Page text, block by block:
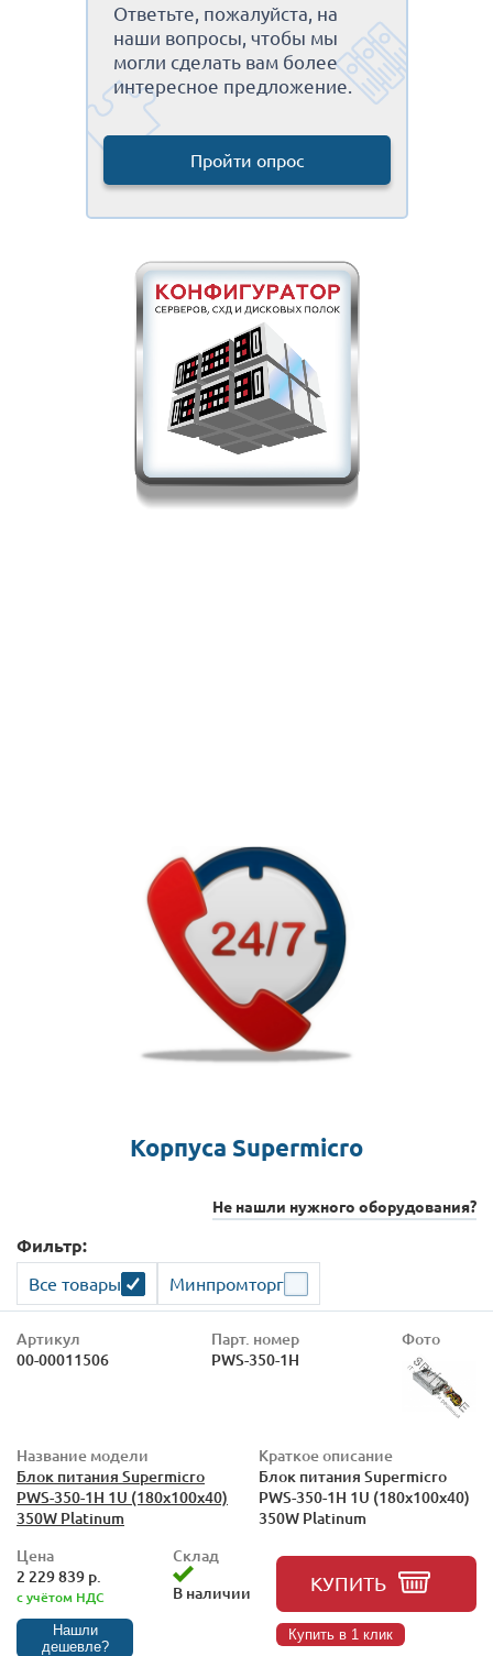
Ответьте, пожалуйста, на
наши вопросы, чтобы мы
могли сделать вам более
интересное предложение.
Пройти опрос
Корпуса Supermicro
Не нашли нужного оборудования?
Фильтр:
Все товары Минпромторг
Артикул
00-00011506
Парт. номер
PWS-350-1H
Фото
Название модели
Блок питания Supermicro
PWS-350-1H 1U (180x100x40)
350W Platinum
Краткое описание
Блок питания Supermicro
PWS-350-1H 1U (180x100x40)
350W Platinum
Цена
2 229 839 р.
с учётом НДС
Нашли
дешевле?
Склад
В наличии
КУПИТЬ
Купить в 1 клик